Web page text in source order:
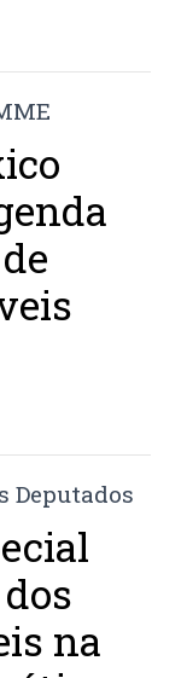
na